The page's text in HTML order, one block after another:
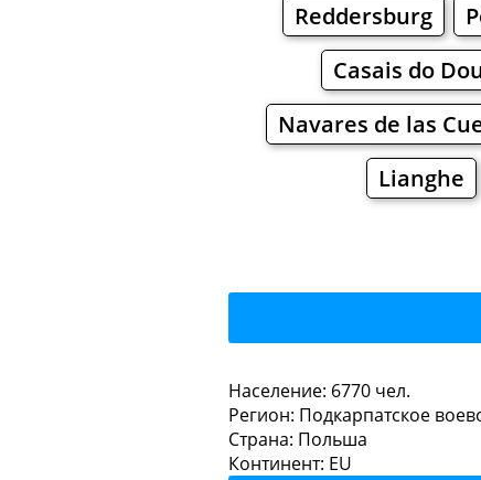
Reddersburg
Casais do
Navares de las
Lianghe
Рудник-
Рестораны
Население: 6770 чел.
Регион: Подкарпатское
Страна: Польша
Континент: EU